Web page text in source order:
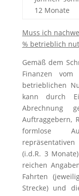
12 Monate
Muss ich
% betrieblich
Gemäß dem
Finanzen
betrieblichen
kann durch
Abrechnung
Auftraggebern,
formlose
(i.d.R. 3
reichen
Fahrten
Strecke) und